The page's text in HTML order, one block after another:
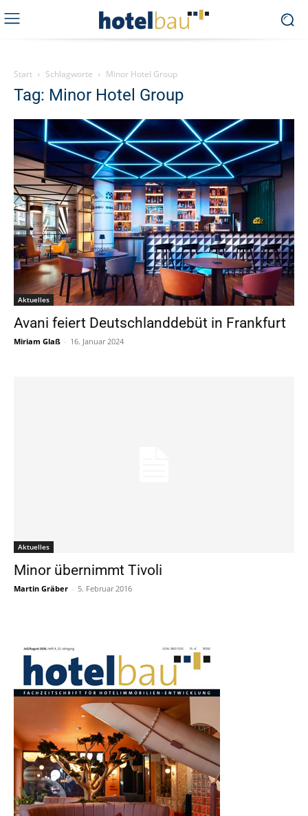
Start Schlagworte Minor Hotel Group
Tag: Minor Hotel Group
Aktuelles
Avani feiert Deutschlanddebüt in Frankfurt
Miriam Glaß - 16. Januar 2024
Aktuelles
Minor übernimmt Tivoli
Martin Gräber - 5. Februar 2016